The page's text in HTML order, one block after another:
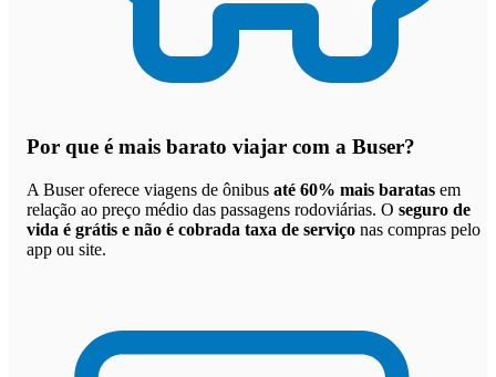
Por que é mais barato viajar com a Buser?
A Buser oferece viagens de ônibus até 60% mais baratas em
relação ao preço médio das passagens rodoviárias. O seguro de
vida é grátis e não é cobrada taxa de serviço nas compras pelo
app ou site.